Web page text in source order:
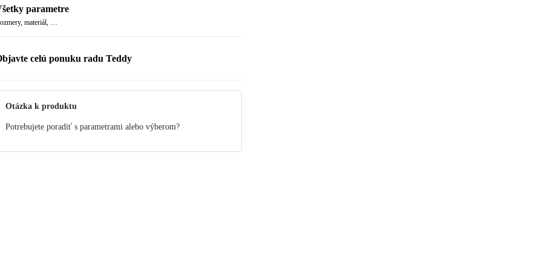
parametre
materiál, …
celú ponuku radu Teddy
Otázka k produktu
Potrebujete poradiť s parametrami alebo výberom?